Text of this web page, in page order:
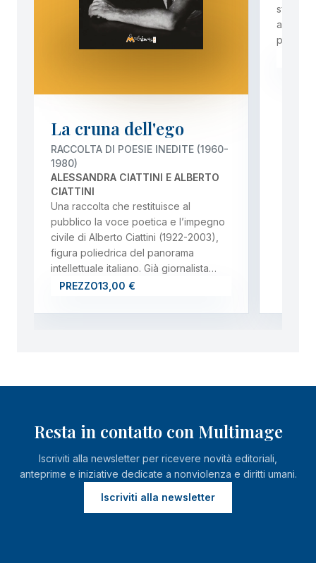
La cruna dell'ego
RACCOLTA DI POESIE INEDITE (1960-
1980)
ALESSANDRA CIATTINI E ALBERTO
CIATTINI
Una raccolta che restituisce al
pubblico la voce poetica e l’impegno
civile di Alberto Ciattini (1922-2003),
figura poliedrica del panorama
intellettuale italiano. Già giornalista…
PREZZO13,00 €
amore,
Resta in contatto con Multimage
Iscriviti alla newsletter per ricevere novità editoriali,
anteprime e iniziative dedicate a nonviolenza e diritti umani.
Iscriviti alla newsletter